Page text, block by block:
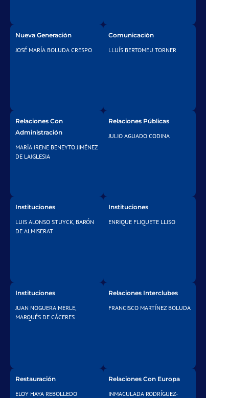
Nueva Generación
JOSÉ MARÍA BOLUDA CRESPO
Comunicación
LLUÍS BERTOMEU TORNER
Relaciones Con
Administración
MARÍA IRENE BENEYTO JIMÉNEZ
DE LAIGLESIA
Relaciones Públicas
JULIO AGUADO CODINA
Instituciones
LUIS ALONSO STUYCK, BARÓN
DE ALMISERAT
Instituciones
ENRIQUE FLIQUETE LLISO
Instituciones
JUAN NOGUERA MERLE,
MARQUÉS DE CÁCERES
Relaciones Interclubes
FRANCISCO MARTÍNEZ BOLUDA
Restauración
ELOY HAYA REBOLLEDO
Relaciones Con Europa
INMACULADA RODRÍGUEZ-